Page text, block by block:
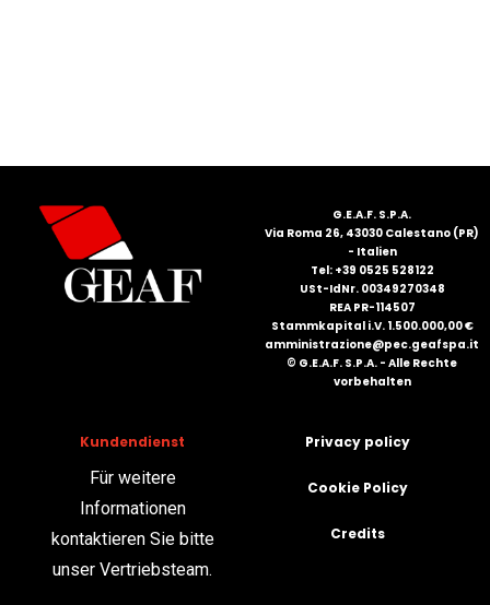
G.E.A.F. S.P.A.
Via Roma 26, 43030 Calestano (PR)
- Italien
Tel: +39 0525 528122
USt-IdNr. 00349270348
REA PR-114507
Stammkapital i.V. 1.500.000,00 €
amministrazione@pec.geafspa.it
© G.E.A.F. S.P.A. - Alle Rechte
vorbehalten
Kundendienst
Für weitere
Informationen
kontaktieren Sie bitte
unser Vertriebsteam.
Privacy policy
Cookie Policy
Credits